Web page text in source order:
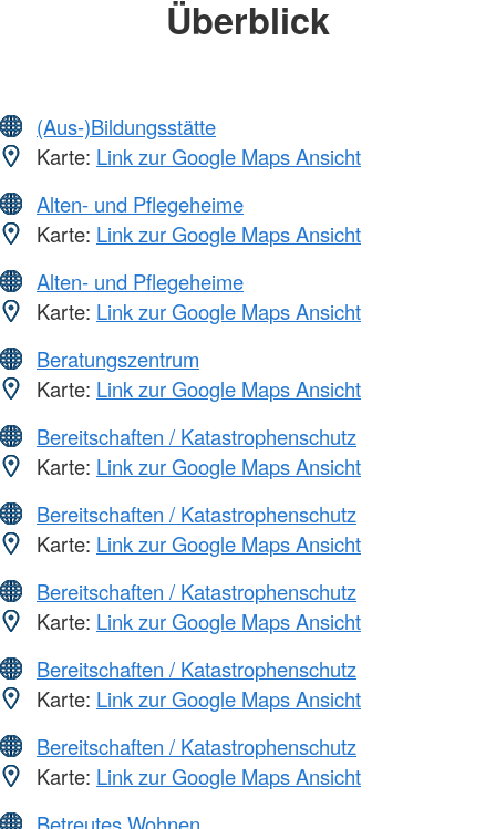
Überblick
(Aus-)Bildungsstätte
Karte: Link zur Google Maps Ansicht
Alten- und Pflegeheime
Karte: Link zur Google Maps Ansicht
Alten- und Pflegeheime
Karte: Link zur Google Maps Ansicht
Beratungszentrum
Karte: Link zur Google Maps Ansicht
Bereitschaften / Katastrophenschutz
Karte: Link zur Google Maps Ansicht
Bereitschaften / Katastrophenschutz
Karte: Link zur Google Maps Ansicht
Bereitschaften / Katastrophenschutz
Karte: Link zur Google Maps Ansicht
Bereitschaften / Katastrophenschutz
Karte: Link zur Google Maps Ansicht
Bereitschaften / Katastrophenschutz
Karte: Link zur Google Maps Ansicht